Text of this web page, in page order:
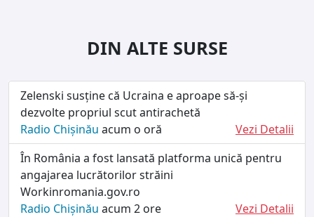
DIN ALTE SURSE
Zelenski susține că Ucraina e aproape să-și
dezvolte propriul scut antirachetă
Radio Chișinău acum o oră
Vezi Detalii
În România a fost lansată platforma unică pentru
angajarea lucrătorilor străini
Workinromania.gov.ro
Radio Chișinău acum 2 ore
Vezi Detalii